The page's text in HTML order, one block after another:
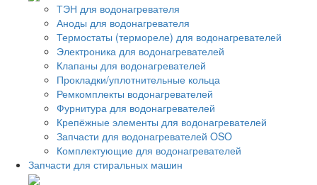
ТЭН для водонагревателя
Аноды для водонагревателя
Термостаты (термореле) для водонагревателей
Электроника для водонагревателей
Клапаны для водонагревателей
Прокладки/уплотнительные кольца
Ремкомплекты водонагревателей
Фурнитура для водонагревателей
Крепёжные элементы для водонагревателей
Запчасти для водонагревателей OSO
Комплектующие для водонагревателей
Запчасти для стиральных машин